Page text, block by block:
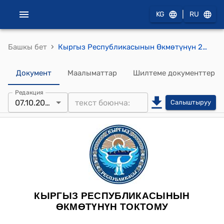
KG RU
Башкы бет › Кыргыз Республикасынын Өкмөтүнүн 2012-жылдын 14-сентябрындагы № 616 "Мамлекеттик-жеке өнөктөштүк чөйрөсүндө ыйгарым укуктуу органдарды аныктоо жөнүндө" токтому
Документ Маалыматтар Шилтеме документтер
Редакция
07.10.2022 Салыштыруу